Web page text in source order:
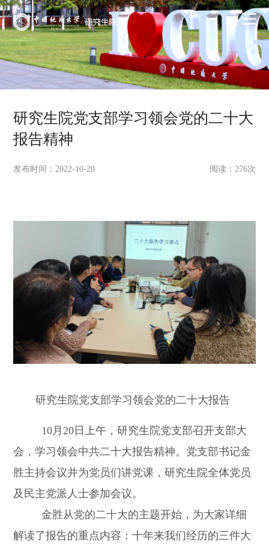
研究生院党支部学习领会党的二十大
报告精神
发布时间：2022-10-20 阅读： 276次
研究生院党支部学习领会党的二十大报告
10月20 日上午，研究生院党支部召开支部大
会，学习领会中共二十大报告精神。党支部书记金
胜主持会议并为党员们讲党课，研究生院全体党员
及民主党派人士参加会议。
金胜从党的二十大的主题开始，为大家详细
解读了报告的重点内容：十年来我们经历的三件大